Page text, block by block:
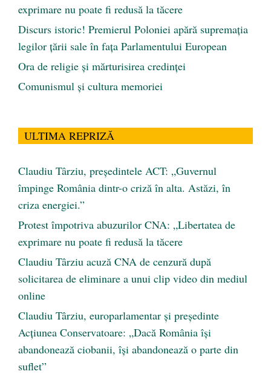
exprimare nu poate fi redusă la tăcere
Discurs istoric! Premierul Poloniei apără supremația
legilor țării sale în fața Parlamentului European
Ora de religie şi mărturisirea credinţei
Comunismul şi cultura memoriei
ULTIMA REPRIZĂ
Claudiu Târziu, președintele ACT: „Guvernul
împinge România dintr-o criză în alta. Astăzi, în
criza energiei.”
Protest împotriva abuzurilor CNA: „Libertatea de
exprimare nu poate fi redusă la tăcere
Claudiu Târziu acuză CNA de cenzură după
solicitarea de eliminare a unui clip video din mediul
online
Claudiu Târziu, europarlamentar și președinte
Acțiunea Conservatoare: „Dacă România își
abandonează ciobanii, își abandonează o parte din
suflet”